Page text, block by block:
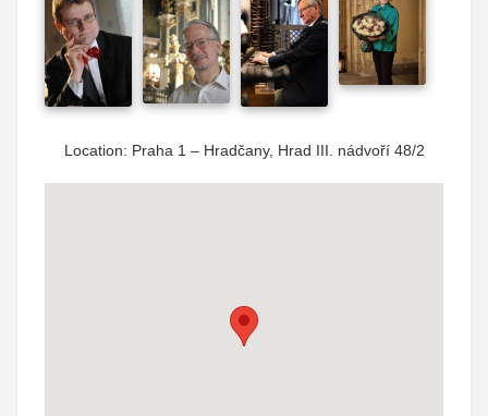
Location: Praha 1 – Hradčany, Hrad III. nádvoří 48/2